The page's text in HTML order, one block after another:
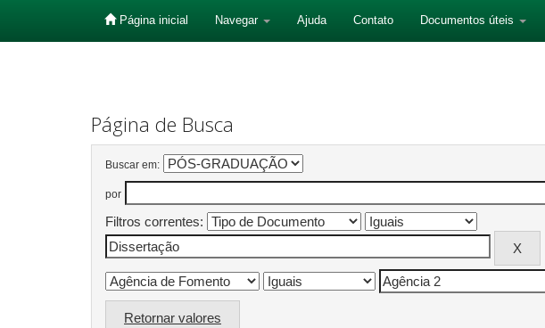
Página inicial Navegar Ajuda Contato Documentos úteis
Página de Busca
Buscar em:
por
Filtros correntes:
Retornar valores